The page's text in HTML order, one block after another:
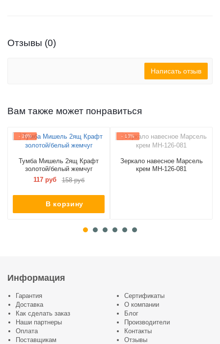
Отзывы (0)
Написать отзыв
Вам также может понравиться
- 26%
Тумба Мишель 2ящ Крафт
золотой/белый жемчуг
117 руб
158 руб
В корзину
- 13%
Зеркало навесное Марсель
крем МН-126-081
Информация
Гарантия
Доставка
Как сделать заказ
Наши партнеры
Оплата
Поставщикам
Сертификаты
О компании
Блог
Производители
Контакты
Отзывы